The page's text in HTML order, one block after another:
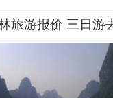
旅游报价 三日游